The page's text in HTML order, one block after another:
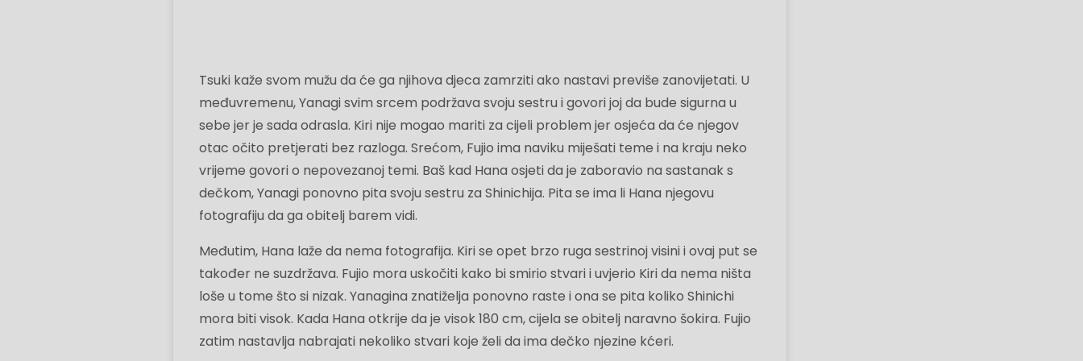
Tsuki kaže svom mužu da će ga njihova djeca zamrziti ako nastavi previše zanovijetati. U
međuvremenu, Yanagi svim srcem podržava svoju sestru i govori joj da bude sigurna u
sebe jer je sada odrasla. Kiri nije mogao mariti za cijeli problem jer osjeća da će njegov
otac očito pretjerati bez razloga. Srećom, Fujio ima naviku miješati teme i na kraju neko
vrijeme govori o nepovezanoj temi. Baš kad Hana osjeti da je zaboravio na sastanak s
dečkom, Yanagi ponovno pita svoju sestru za Shinichija. Pita se ima li Hana njegovu
fotografiju da ga obitelj barem vidi.
Međutim, Hana laže da nema fotografija. Kiri se opet brzo ruga sestrinoj visini i ovaj put se
također ne suzdržava. Fujio mora uskočiti kako bi smirio stvari i uvjerio Kiri da nema ništa
loše u tome što si nizak. Yanagina znatiželja ponovno raste i ona se pita koliko Shinichi
mora biti visok. Kada Hana otkrije da je visok 180 cm, cijela se obitelj naravno šokira. Fujio
zatim nastavlja nabrajati nekoliko stvari koje želi da ima dečko njezine kćeri.